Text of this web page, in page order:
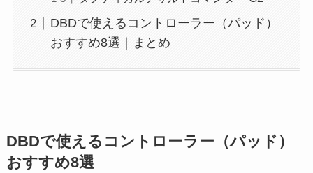
DBDで使えるコントローラー（パッド）
おすすめ8選｜まとめ
DBDで使えるコントローラー（パッド）
おすすめ8選